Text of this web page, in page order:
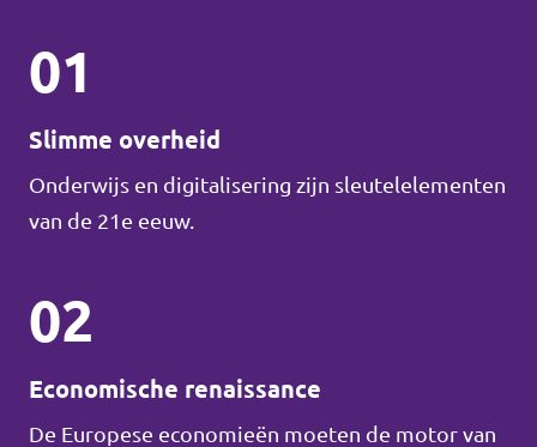
01
Slimme overheid
Onderwijs en digitalisering zijn sleutelelementen
van de 21e eeuw.
02
Economische renaissance
De Europese economieën moeten de motor van